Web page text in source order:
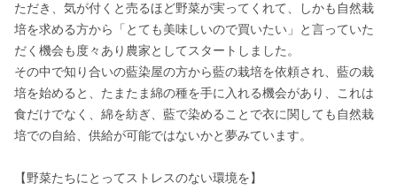
ただき、気が付くと売るほど野菜が実ってくれて、しかも自然栽
培を求める方から「とても美味しいので買いたい」と言っていた
だく機会も度々あり農家としてスタートしました。
その中で知り合いの藍染屋の方から藍の栽培を依頼され、藍の栽
培を始めると、たまたま綿の種を手に入れる機会があり、これは
食だけでなく、綿を紡ぎ、藍で染めることで衣に関しても自然栽
培での自給、供給が可能ではないかと夢みています。
【野菜たちにとってストレスのない環境を】